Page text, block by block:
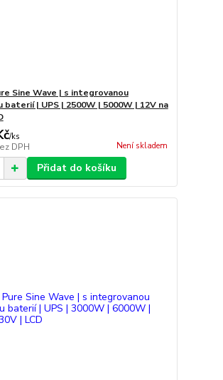
Sine Wave | s integrovanou
baterií | UPS | 2500W | 5000W | 12V na
/ks
DPH Není skladem
Přidat do košíku